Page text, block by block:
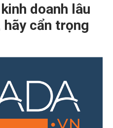
doanh lâu
hãy cẩn trọng